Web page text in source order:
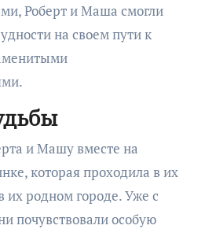
Роберт и Маша смогли
на своем пути к
и Машу вместе на
которая проходила в их
их родном городе. Уже с
почувствовали особую